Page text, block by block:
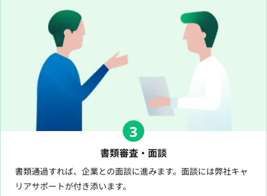
3
書類審査・面談
書類通過すれば、企業との面談に進みます。面談には弊社キャ
リアサポートが付き添います。